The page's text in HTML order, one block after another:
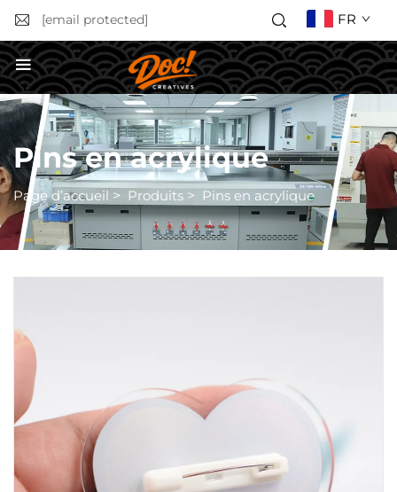
[email protected] FR
Obtenir un devis
Pins en acrylique
Page d’accueil > Produits > Pins en acrylique